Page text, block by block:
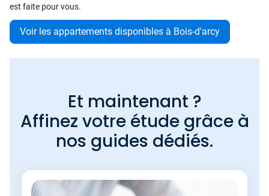
est faite pour vous.
Voir les appartements disponibles à Bois-d'arcy
Et maintenant ?
Affinez votre étude grâce à
nos guides dédiés.